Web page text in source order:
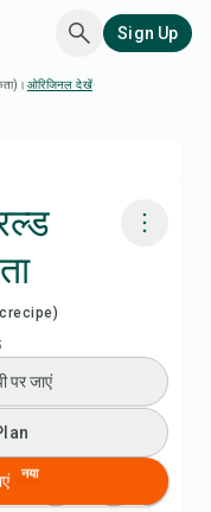
Sign Up
ओरिजिनल देखें·
List
पर जाएं
नया